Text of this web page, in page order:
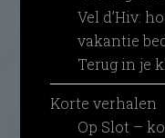
Vel d’Hiv:
vakantie
Terug in je
Korte verhalen
Op Slot –